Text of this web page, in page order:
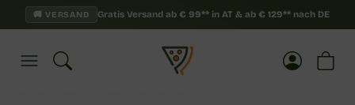
🚚 VERSAND Gratis Versand ab € 99** in AT & ab € 129** nach DE